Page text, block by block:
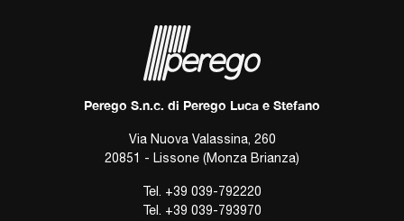
Perego S.n.c. di Perego Luca e Stefano
Via Nuova Valassina, 260
20851 - Lissone (Monza Brianza)
Tel. +39 039-792220
Tel. +39 039-793970